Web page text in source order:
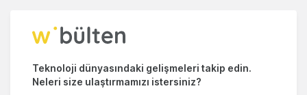
Teknoloji dünyasındaki gelişmeleri takip edin.
Neleri size ulaştırmamızı istersiniz?